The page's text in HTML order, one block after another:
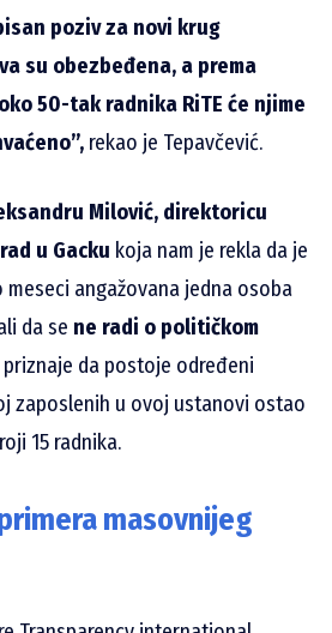
poziv za novi krug
su obezbeđena, a prema
50-tak radnika RiTE će njime
rekao je Tepavčević.
Milović, direktoricu
u Gacku koja nam je rekla da je
angažovana jedna osoba
da se ne radi o političkom
priznaje da postoje određeni
zaposlenih u ovoj ustanovi ostao
15 radnika.
masovnijeg